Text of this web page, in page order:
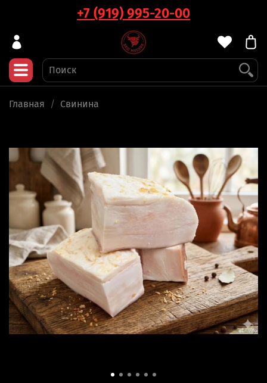
+7 (919) 995-20-00
Главная Свинина